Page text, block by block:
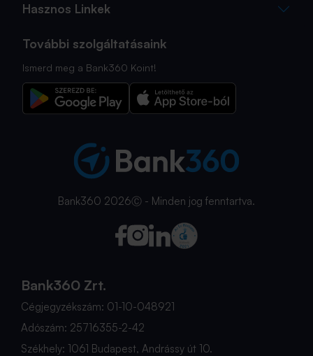
Hasznos Linkek
További szolgáltatásaink
Ismerd meg a Bank360 Koint!
Bank360 2026Ⓒ - Minden jog fenntartva.
Bank360 Zrt.
Cégjegyzékszám: 01-10-048921
Adószám: 25716355-2-42
Székhely: 1061 Budapest, Andrássy út 10.